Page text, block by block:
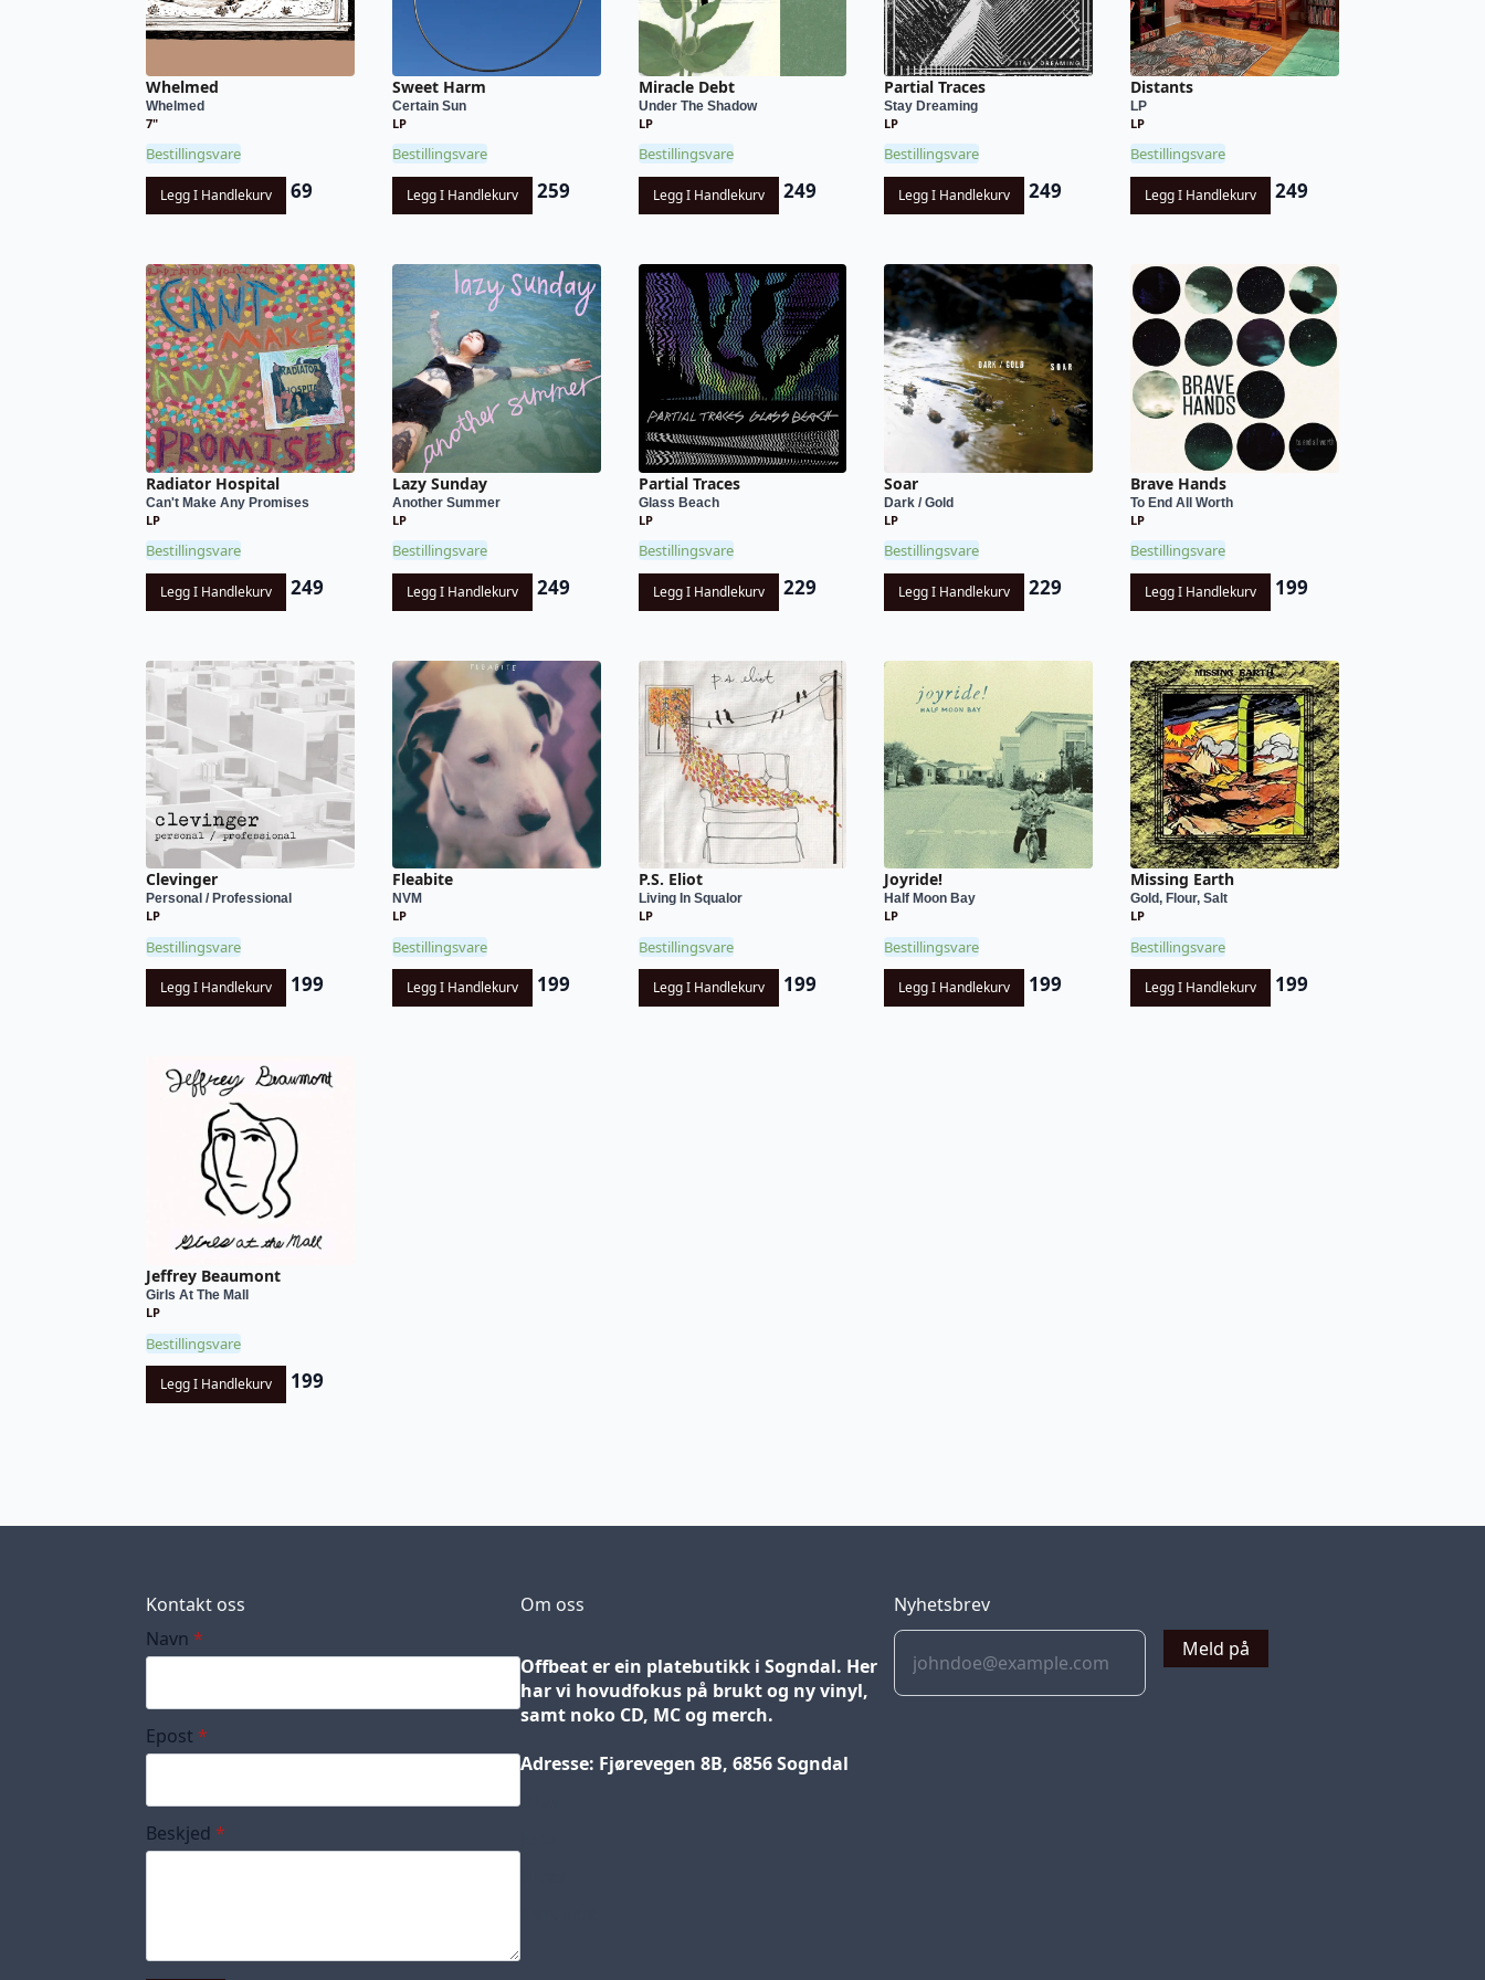
Whelmed
Whelmed
7"
Bestillingsvare
Legg I Handlekurv 69
Sweet Harm
Certain Sun
LP
Bestillingsvare
Legg I Handlekurv 259
Miracle Debt
Under The Shadow
LP
Bestillingsvare
Legg I Handlekurv 249
Partial Traces
Stay Dreaming
LP
Bestillingsvare
Legg I Handlekurv 249
Distants
LP
LP
Bestillingsvare
Legg I Handlekurv 249
Radiator Hospital
Can't Make Any Promises
LP
Bestillingsvare
Legg I Handlekurv 249
Lazy Sunday
Another Summer
LP
Bestillingsvare
Legg I Handlekurv 249
Partial Traces
Glass Beach
LP
Bestillingsvare
Legg I Handlekurv 229
Soar
Dark / Gold
LP
Bestillingsvare
Legg I Handlekurv 229
Brave Hands
To End All Worth
LP
Bestillingsvare
Legg I Handlekurv 199
Clevinger
Personal / Professional
LP
Bestillingsvare
Legg I Handlekurv 199
Fleabite
NVM
LP
Bestillingsvare
Legg I Handlekurv 199
P.S. Eliot
Living In Squalor
LP
Bestillingsvare
Legg I Handlekurv 199
Joyride!
Half Moon Bay
LP
Bestillingsvare
Legg I Handlekurv 199
Missing Earth
Gold, Flour, Salt
LP
Bestillingsvare
Legg I Handlekurv 199
Jeffrey Beaumont
Girls At The Mall
LP
Bestillingsvare
Legg I Handlekurv 199
Kontakt oss
Navn *
Epost *
Beskjed *
Om oss
Offbeat er ein platebutikk i Sogndal. Her
har vi hovudfokus på brukt og ny vinyl,
samt noko CD, MC og merch.
Adresse: Fjørevegen 8B, 6856 Sogndal
Blog
Nyhetsbrev
Meld på